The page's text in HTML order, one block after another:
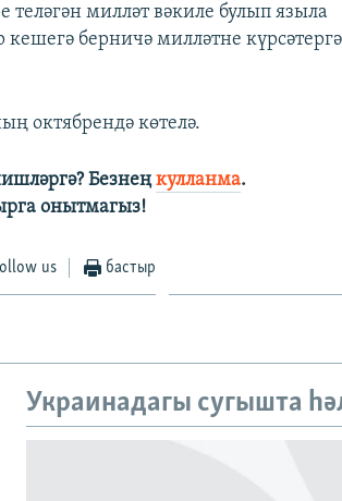
милләт вәкиле булып языла
берничә милләтне күрсәтергә
октябрендә көтелә.
Безнеңкулланма.
онытмагыз!
us бастыр
Украинадагы сугышта